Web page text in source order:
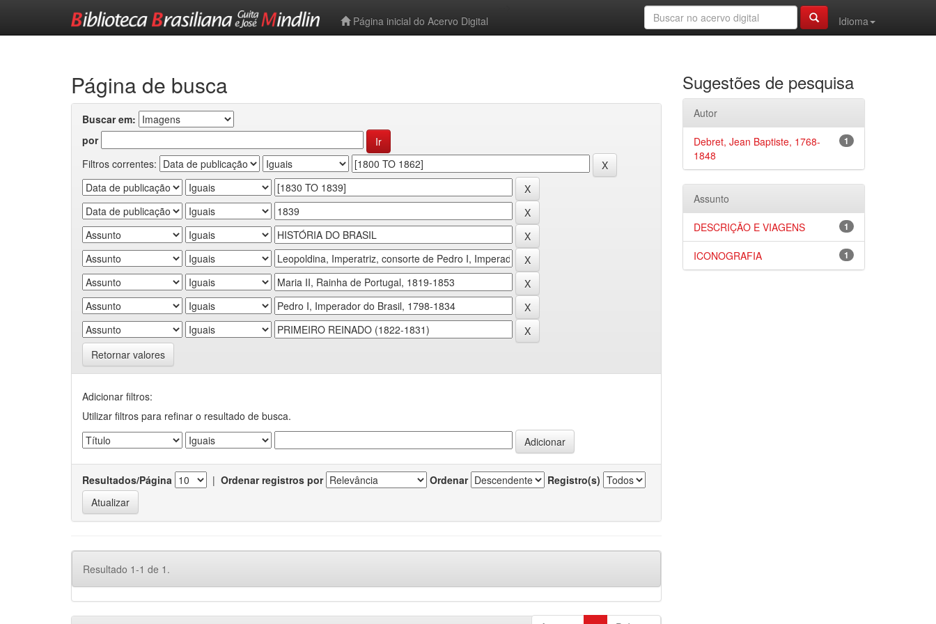
Página inicial do Acervo Digital
Idioma
Página de busca
Buscar em:
por
Filtros correntes:
Retornar valores
Adicionar filtros:
Utilizar filtros para refinar o resultado de busca.
Resultados/Página | Ordenar registros por Ordenar Registro(s)
Resultado 1-1 de 1.
Sugestões de pesquisa
Autor
1
Debret, Jean Baptiste, 1768-
1848
Assunto
1
DESCRIÇÃO E VIAGENS
1
ICONOGRAFIA